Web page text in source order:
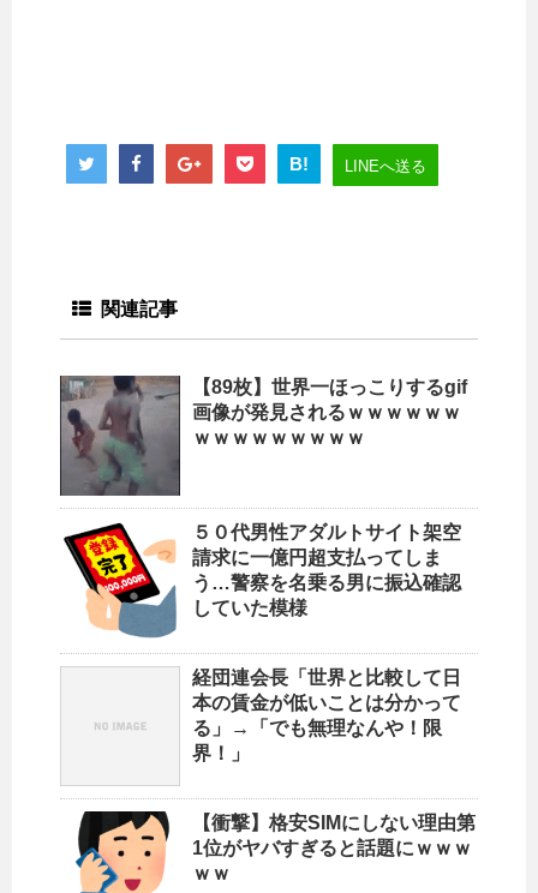
B! LINEへ送る
関連記事
【89枚】世界一ほっこりするgif
画像が発見されるｗｗｗｗｗｗ
ｗｗｗｗｗｗｗｗｗ
５０代男性アダルトサイト架空
請求に一億円超支払ってしま
う…警察を名乗る男に振込確認
していた模様
経団連会長「世界と比較して日
本の賃金が低いことは分かって
る」→「でも無理なんや！限
界！」
【衝撃】格安SIMにしない理由第
1位がヤバすぎると話題にｗｗｗ
ｗｗ